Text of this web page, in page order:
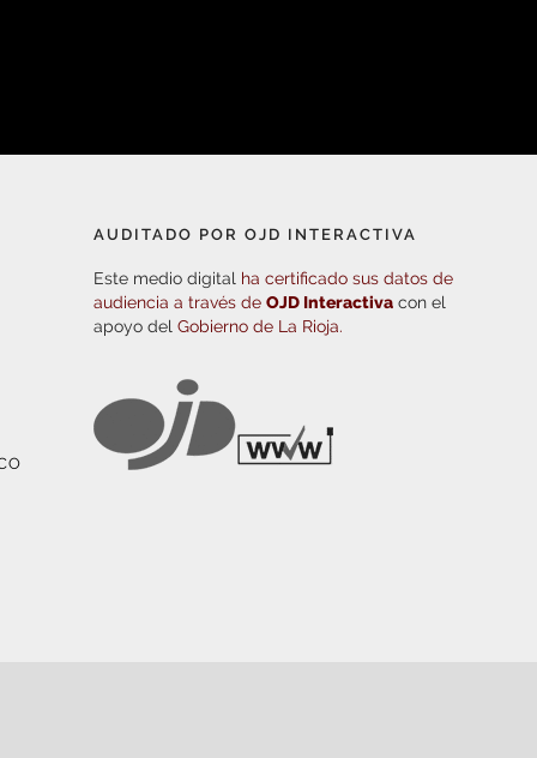
AUDITADO POR OJD INTERACTIVA
Este medio digital ha certificado sus datos de
audiencia a través deOJD Interactiva con el
apoyo delGobierno de La Rioja.